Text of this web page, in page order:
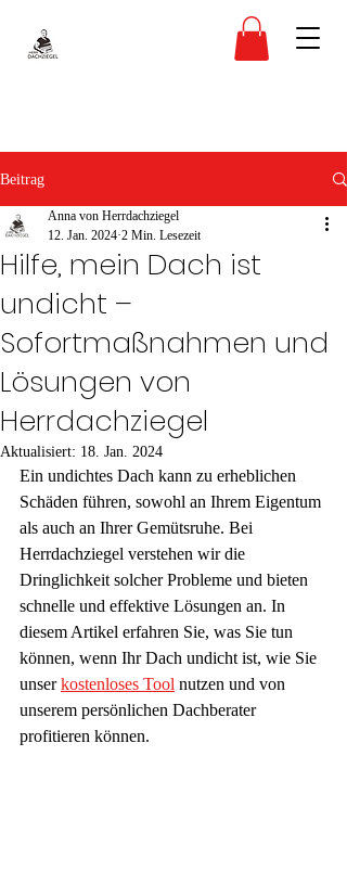
Beitrag
Hilfe, mein Dach ist
undicht –
Sofortmaßnahmen und
Lösungen von
Herrdachziegel
Anna von Herrdachziegel
12. Jan. 2024 2 Min. Lesezeit
Aktualisiert: 18. Jan. 2024
Ein undichtes Dach kann zu erheblichen
Schäden führen, sowohl an Ihrem Eigentum
als auch an Ihrer Gemütsruhe. Bei
Herrdachziegel verstehen wir die
Dringlichkeit solcher Probleme und bieten
schnelle und effektive Lösungen an. In
diesem Artikel erfahren Sie, was Sie tun
können, wenn Ihr Dach undicht ist, wie Sie
unser kostenloses Tool nutzen und von
unserem persönlichen Dachberater
profitieren können.